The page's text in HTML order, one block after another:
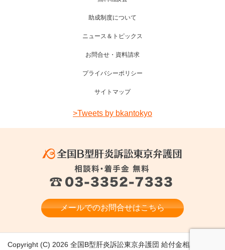
助成制度について
ニュース＆トピックス
お問合せ・資料請求
プライバシーポリシー
サイトマップ
>Tweets by bkantokyo
メールでのお問合せはこちら
Copyright (C) 2026 全国B型肝炎訴訟東京弁護団 給付金相談 医療